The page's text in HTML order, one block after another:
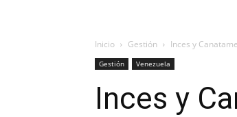
Inicio Gestión Inces y
Gestión Venezuela
Inces y